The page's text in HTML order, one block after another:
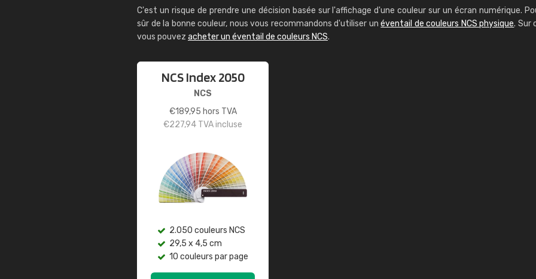
C'est un risque de prendre une décision basée sur l'affichage d'une couleur sur un écran numérique.
sûr de la bonne couleur, nous vous recommandons d'utiliser unéventail de couleurs NCS physique. Sur
vous pouvez acheter un éventail de couleurs NCS.
NCS Index 2050
NCS
€189,95 hors TVA
€227,94 TVA incluse
2.050 couleurs NCS
29,5 x 4,5 cm
10 couleurs par page